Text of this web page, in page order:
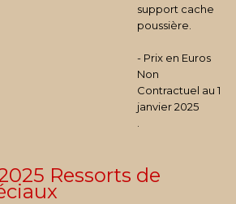
support cache
poussière.
- Prix en Euros
Non
Contractuel au 1
janvier 2025
Ressorts de